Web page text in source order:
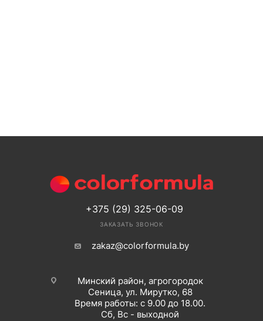
+375 (29) 325-06-09
ЗАКАЗАТЬ ЗВОНОК
zakaz@colorformula.by
Минский район, агрогородок
Сеница, ул. Мирутко, 68
Время работы: с 9.00 до 18.00.
Сб, Вс - выходной